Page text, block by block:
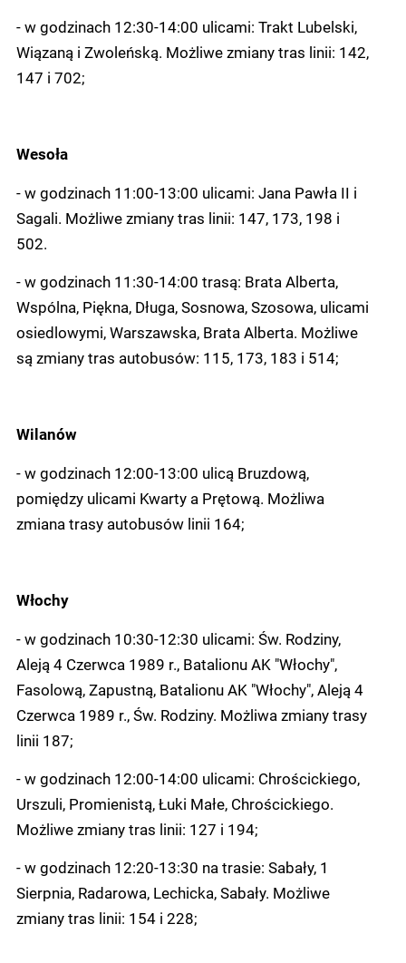
- w godzinach 12:30-14:00 ulicami: Trakt Lubelski,
Wiązaną i Zwoleńską. Możliwe zmiany tras linii: 142,
147 i 702;
Wesoła
- w godzinach 11:00-13:00 ulicami: Jana Pawła II i
Sagali. Możliwe zmiany tras linii: 147, 173, 198 i
502.
- w godzinach 11:30-14:00 trasą: Brata Alberta,
Wspólna, Piękna, Długa, Sosnowa, Szosowa, ulicami
osiedlowymi, Warszawska, Brata Alberta. Możliwe
są zmiany tras autobusów: 115, 173, 183 i 514;
Wilanów
- w godzinach 12:00-13:00 ulicą Bruzdową,
pomiędzy ulicami Kwarty a Prętową. Możliwa
zmiana trasy autobusów linii 164;
Włochy
- w godzinach 10:30-12:30 ulicami: Św. Rodziny,
Aleją 4 Czerwca 1989 r., Batalionu AK "Włochy",
Fasolową, Zapustną, Batalionu AK "Włochy", Aleją 4
Czerwca 1989 r., Św. Rodziny. Możliwa zmiany trasy
linii 187;
- w godzinach 12:00-14:00 ulicami: Chrościckiego,
Urszuli, Promienistą, Łuki Małe, Chrościckiego.
Możliwe zmiany tras linii: 127 i 194;
- w godzinach 12:20-13:30 na trasie: Sabały, 1
Sierpnia, Radarowa, Lechicka, Sabały. Możliwe
zmiany tras linii: 154 i 228;